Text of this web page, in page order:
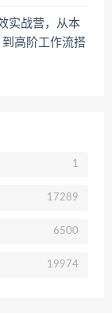
实战营，从本
高阶工作流搭
1
17289
6500
19974